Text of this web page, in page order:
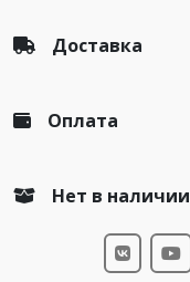
Доставка
Оплата
Нет в наличии